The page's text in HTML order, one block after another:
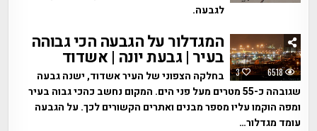
לגבעה.
3 6518
המגדלור על הגבעה הכי גבוהה
בעיר | גבעת יונה | אשדוד
בחלקה הצפוני של העיר אשדוד, ישנה גבעה
שגובהה כ-55 מטרים מעל פני הים. המקום נחשב כהכי גבוה בעיר
ומפה הוקמו עליו מספר מבנים ואתרים הקשורים לכך. על הגבעה
עומד מגדלור…